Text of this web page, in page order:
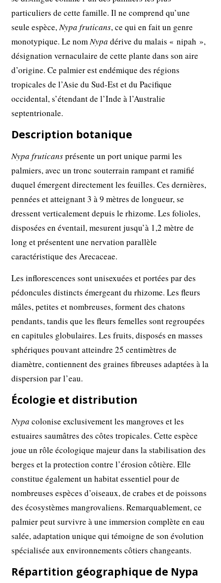
particuliers de cette famille. Il ne comprend qu’une
seule espèce,Nypa fruticans, ce qui en fait un genre
monotypique. Le nomNypa dérive du malais « nipah »,
désignation vernaculaire de cette plante dans son aire
d’origine. Ce palmier est endémique des régions
tropicales de l’Asie du Sud-Est et du Pacifique
occidental, s’étendant de l’Inde à l’Australie
septentrionale.
Description botanique
Nypa fruticansprésente un port unique parmi les
palmiers, avec un tronc souterrain rampant et ramifié
duquel émergent directement les feuilles. Ces dernières,
pennées et atteignant 3 à 9 mètres de longueur, se
dressent verticalement depuis le rhizome. Les folioles,
disposées en éventail, mesurent jusqu’à 1,2 mètre de
long et présentent une nervation parallèle
caractéristique des Arecaceae.
Les inflorescences sont unisexuées et portées par des
pédoncules distincts émergeant du rhizome. Les fleurs
mâles, petites et nombreuses, forment des chatons
pendants, tandis que les fleurs femelles sont regroupées
en capitules globulaires. Les fruits, disposés en masses
sphériques pouvant atteindre 25 centimètres de
diamètre, contiennent des graines fibreuses adaptées à la
dispersion par l’eau.
Écologie et distribution
Nypa colonise exclusivement les mangroves et les
estuaires saumâtres des côtes tropicales. Cette espèce
joue un rôle écologique majeur dans la stabilisation des
berges et la protection contre l’érosion côtière. Elle
constitue également un habitat essentiel pour de
nombreuses espèces d’oiseaux, de crabes et de poissons
des écosystèmes mangrovaliens. Remarquablement, ce
palmier peut survivre à une immersion complète en eau
salée, adaptation unique qui témoigne de son évolution
spécialisée aux environnements côtiers changeants.
Répartition géographique de Nypa